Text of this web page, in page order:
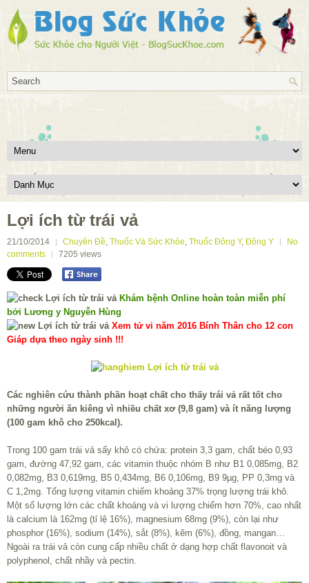
Lợi ích từ trái vả
21/10/2014 Chuyên Đề, Thuốc Và Sức Khỏe, Thuốc Đông Y, Đông Y
No
comments
7205 views
Khám bệnh Online hoàn toàn miễn phí
bởi Lương y Nguyễn Hùng
Xem tử vi năm 2016 Bính Thân cho 12 con
Giáp dựa theo ngày sinh !!!
Các nghiên cứu thành phần hoạt chất cho thấy trái vả rất tốt cho
những người ăn kiêng vì nhiều chất xơ (9,8 gam) và ít năng lượng
(100 gam khô cho 250kcal).
Trong 100 gam trái vả sấy khô có chứa: protein 3,3 gam, chất béo 0,93
gam, đường 47,92 gam, các vitamin thuộc nhóm B như B1 0,085mg, B2
0,082mg, B3 0,619mg, B5 0,434mg, B6 0,106mg, B9 9µg, PP 0,3mg và
C 1,2mg. Tổng lượng vitamin chiếm khoảng 37% trọng lượng trái khô.
Một số lượng lớn các chất khoáng và vi lượng chiếm hơn 70%, cao nhất
là calcium là 162mg (tỉ lệ 16%), magnesium 68mg (9%), còn lại như
phosphor (16%), sodium (14%), sắt (8%), kẽm (6%), đồng, mangan…
Ngoài ra trái vả còn cung cấp nhiều chất ở dạng hợp chất flavonoit và
polyphenol, chất nhầy và pectin.